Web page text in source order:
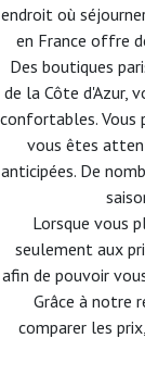
endroit où
en France offre
Des boutiques
de la Côte d'Azur,
confortables. Vous
vous êtes
anticipées. De
Lorsque vous
seulement aux
afin de pouvoir
Grâce à notre
comparer les